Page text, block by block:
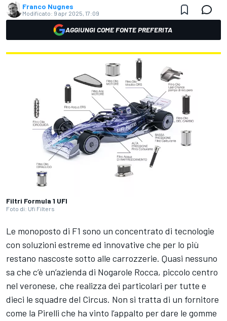
Franco Nugnes
Modificato: 9 apr 2025, 17:09
AGGIUNGI COME FONTE PREFERITA
Filtri Formula 1 UFI
Foto di: Ufi Filters
Le monoposto di F1 sono un concentrato di tecnologie
con soluzioni estreme ed innovative che per lo più
restano nascoste sotto alle carrozzerie. Quasi nessuno
sa che c’è un’azienda di Nogarole Rocca, piccolo centro
nel veronese, che realizza dei particolari per tutte e
dieci le squadre del Circus. Non si tratta di un fornitore
come la Pirelli che ha vinto l’appalto per dare le gomme